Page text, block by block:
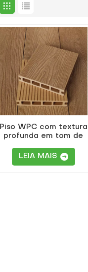
Piso WPC com textura
profunda em tom de
jardim
LEIA MAIS